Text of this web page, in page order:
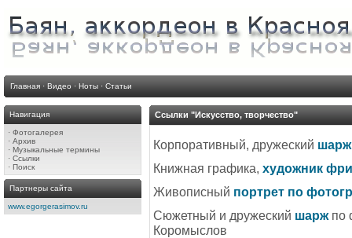
Главная · Видео · Ноты · Статьи
Навигация
· Фотогалерея
· Архив
· Музыкальные термины
· Ссылки
· Поиск
Партнеры сайта
www.egorgerasimov.ru
Ссылки "Искусство, творчество"
Корпоративный, дружеский
Книжная графика, художник
Живописный портрет по
Сюжетный и дружеский шаржпо
Коромыслов